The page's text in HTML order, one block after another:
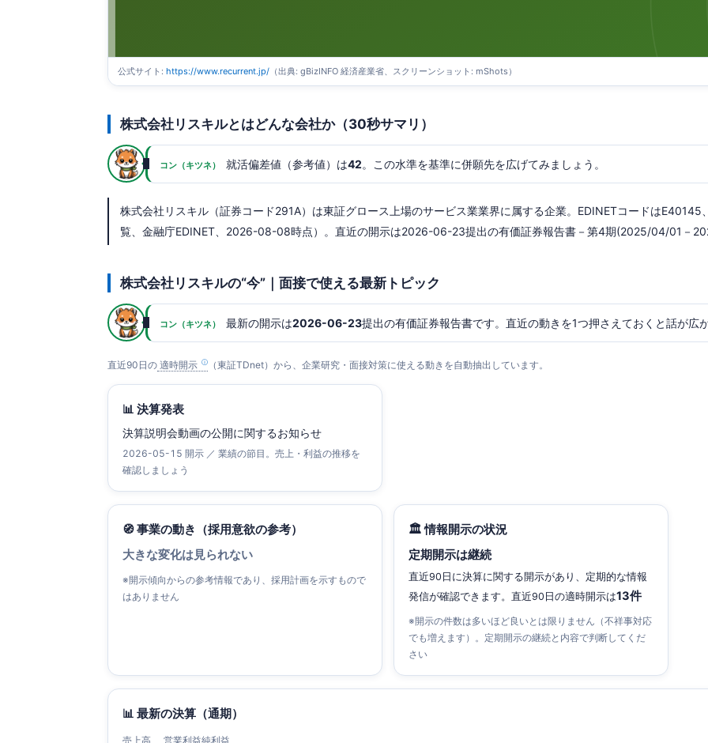
公式サイト: https://www.recurrent.jp/ （出典: gBizINFO 経済産業省、スクリーンショット: mShots）
株式会社リスキルとはどんな会社か（30秒サマリ）
コン（キツネ） 就活偏差値（参考値）は42。この水準を基準に併願先を広げてみましょう。
株式会社リスキル（証券コード291A）は東証グロース上場のサービス業業界に属する企業。EDINETコードは
覧、金融庁EDINET、2026-08-08時点）。直近の開示は2026-06-23提出の有価証券報告書－第4期(2025/04/01－
株式会社リスキルの“今”｜面接で使える最新トピック
コン（キツネ） 最新の開示は2026-06-23提出の有価証券報告書です。直近の動きを1つ押さえておくと話が広が
直近90日の 適時開示 （東証TDnet）から、企業研究・面接対策に使える動きを自動抽出しています。
📊 決算発表
決算説明会動画の公開に関するお知らせ
2026-05-15 開示 ／ 業績の節目。売上・利益の推移を
確認しましょう
🧭 事業の動き（採用意欲の参考）
大きな変化は見られない
※開示傾向からの参考情報であり、採用計画を示すもので
はありません
🏛 情報開示の状況
定期開示は継続
直近90日に決算に関する開示があり、定期的な情報
発信が確認できます。直近90日の適時開示は13件
※開示の件数は多いほど良いとは限りません（不祥事対応
でも増えます）。定期開示の継続と内容で判断してくだ
さい
📊 最新の決算（通期）
売上高 営業利益純利益